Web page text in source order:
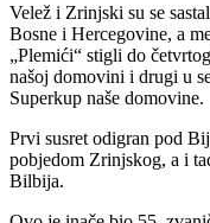
Velež i Zrinjski su se
Bosne i Hercegovine, a
„Plemići“ stigli do
našoj domovini i drugi u
Superkup naše domovine.
Prvi susret odigran pod
pobjedom Zrinjskog, a i
Bilbija.